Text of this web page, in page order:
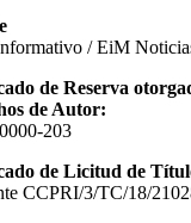
/ EiM
de Reserva
de Autor:
203
de Licitud de
CCPRI/3/TC/18/